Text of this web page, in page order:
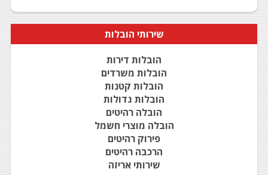
שירותי הובלות
הובלות דירות
הובלות משרדים
הובלות קטנות
הובלות גדולות
הובלה רהיטים
הובלה מוצרי חשמל
פירוק רהיטים
הרכבה רהיטים
שירותי אריזה